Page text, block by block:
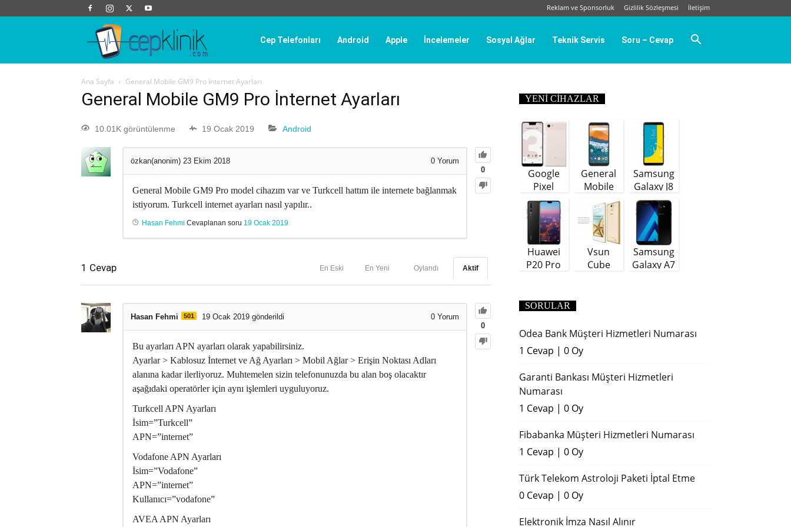
Reklam ve Sponsorluk Gizlilik Sözleşmesi İletişim
Klinik
Cep Telefonları Android Apple İncelemeler Sosyal Ağlar Teknik Servis Soru – Cevap
Ana Sayfa General Mobile GM9 Pro İnternet Ayarları
General Mobile GM9 Pro İnternet Ayarları
10.01K görüntülenme 19 Ocak 2019 Android
0
özkan(anonim) 23 Ekim 2018 0 Yorum
General Mobile GM9 Pro model cihazım var ve Turkcell hattım ile internete bağlanmak
istiyorum. Turkcell internet ayarları nasıl yapılır..
Hasan Fehmi Cevaplanan soru 19 Ocak 2019
1 Cevap Aktif
Oylandı
En Yeni
En Eski
0
Hasan Fehmi 501 19 Ocak 2019 gönderildi 0 Yorum
Bu ayarları APN ayarları olarak yapabilirsiniz.
Ayarlar > Kablosuz İnternet ve Ağ Ayarları > Mobil Ağlar > Erişin Noktası Adları
alanına kadar ilerliyoruz. Muhtemelen sizin telefonunuzda bu alan boş olacaktır
aşağıdaki operatörler için aynı işlemleri uyguluyoruz.
Turkcell APN Ayarları
İsim=”Turkcell”
APN=”internet”
Vodafone APN Ayarları
İsim=”Vodafone”
APN=”internet”
Kullanıcı=”vodafone”
AVEA APN Ayarları
YENI CIHAZLAR
Google
Pixel
General
Mobile
GM9 Plus
Samsung
Galaxy J8
(64 GB)
Huawei
P20 Pro
Vsun
Cube
Samsung
Galaxy A7
SORULAR
Odea Bank Müşteri Hizmetleri Numarası
1 Cevap | 0 Oy
Garanti Bankası Müşteri Hizmetleri
Numarası
1 Cevap | 0 Oy
Fibabanka Müşteri Hizmetleri Numarası
1 Cevap | 0 Oy
Türk Telekom Astroloji Paketi İptal Etme
0 Cevap | 0 Oy
Elektronik İmza Nasıl Alınır